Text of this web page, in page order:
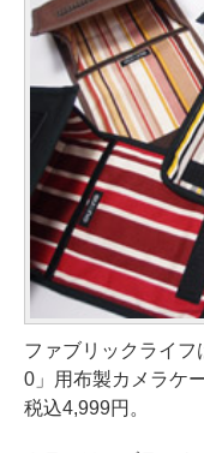
ファブリックライ
0」用布製カメラケ
税込4,999円。